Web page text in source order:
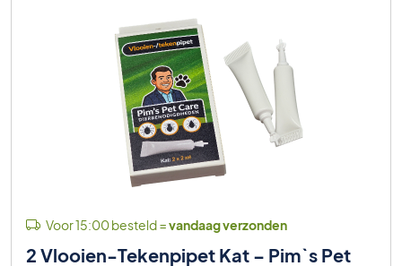
Voor 15:00 besteld =vandaag verzonden
2 Vlooien-Tekenpipet Kat – Pim`s Pet